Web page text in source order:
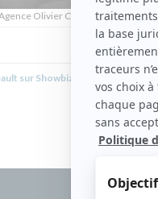
Olivier Corbeil)
sur Showbizz.net